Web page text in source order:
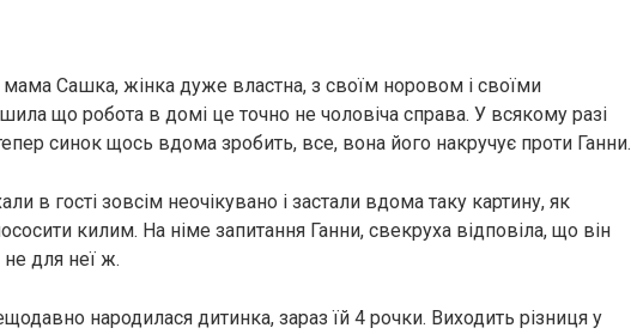
мама Сашка, жінка дуже властна, з своїм норовом і своїми
що робота в домі це точно не чоловіча справа. У всякому разі
тепер синок щось вдома зробить, все, вона його накручує проти Ганни.
в гості зовсім неочікувано і застали вдома таку картину, як
килим. На німе запитання Ганни, свекруха відповіла, що він
не для неї ж.
народилася дитинка, зараз їй 4 рочки. Виходить різниця у